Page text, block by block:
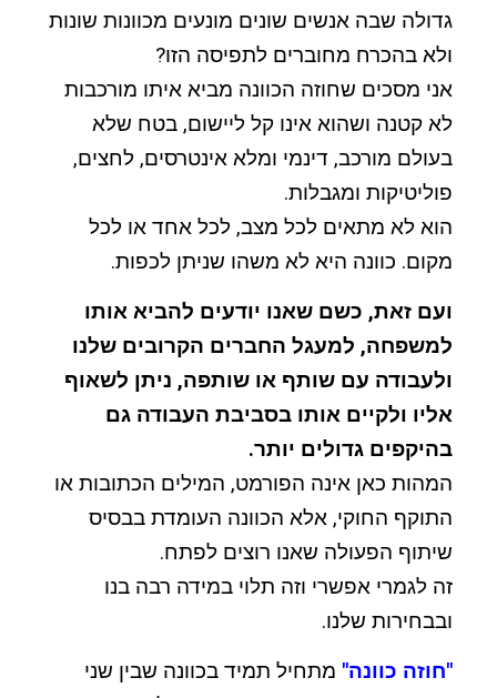
גדולה שבה אנשים שונים מונעים מכוונות שונות
ולא בהכרח מחוברים לתפיסה הזו?
אני מסכים שחוזה הכוונה מביא איתו מורכבות
לא קטנה ושהוא אינו קל ליישום, בטח שלא
בעולם מורכב, דינמי ומלא אינטרסים, לחצים,
פוליטיקות ומגבלות.
הוא לא מתאים לכל מצב, לכל אחד או לכל
מקום. כוונה היא לא משהו שניתן לכפות.
ועם זאת, כשם שאנו יודעים להביא אותו
למשפחה, למעגל החברים הקרובים שלנו
ולעבודה עם שותף או שותפה, ניתן לשאוף
אליו ולקיים אותו בסביבת העבודה גם
בהיקפים גדולים יותר.
המהות כאן אינה הפורמט, המילים הכתובות או
התוקף החוקי, אלא הכוונה העומדת בבסיס
שיתוף הפעולה שאנו רוצים לפתח.
זה לגמרי אפשרי וזה תלוי במידה רבה בנו
ובבחירות שלנו.
"חוזה כוונה" מתחיל תמיד בכוונה שבין שני